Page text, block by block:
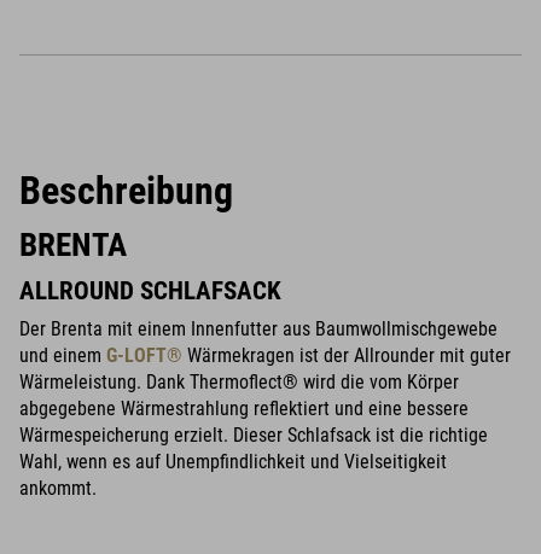
Beschreibung
BRENTA
ALLROUND SCHLAFSACK
Der Brenta mit einem Innenfutter aus Baumwollmischgewebe
und einem G-LOFT® Wärmekragen ist der Allrounder mit guter
Wärmeleistung. Dank Thermoflect® wird die vom Körper
abgegebene Wärmestrahlung reflektiert und eine bessere
Wärmespeicherung erzielt. Dieser Schlafsack ist die richtige
Wahl, wenn es auf Unempfindlichkeit und Vielseitigkeit
ankommt.